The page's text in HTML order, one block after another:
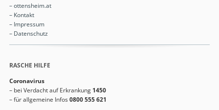
Navigation
überspringen
– ottensheim.at
– Kontakt
– Impressum
– Datenschutz
RASCHE HILFE
Coronavirus
– bei Verdacht auf Erkrankung 1450
– für allgemeine Infos0800 555 621